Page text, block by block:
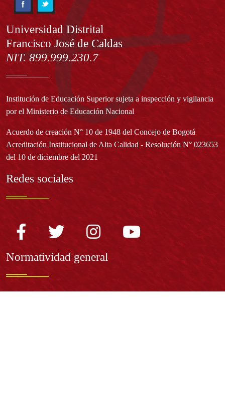
Información
Universidad Distrital
Francisco José de Caldas
NIT. 899.999.230.7
Institución de Educación Superior sujeta a inspección y vigilancia
por el Ministerio de Educación Nacional
Acuerdo de creación N° 10 de 1948 del Concejo de Bogotá
Acreditación Institucional de Alta Calidad - Resolución N° 023653
del 10 de diciembre del 2021
Redes sociales
Normatividad general